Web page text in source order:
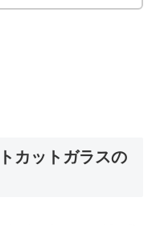
カットガラスの